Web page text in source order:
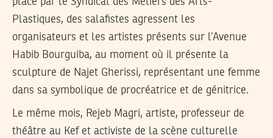
Plastiques, des salafistes agressent les
organisateurs et les artistes présents sur l’Avenue
Habib Bourguiba, au moment où il présente la
sculpture de Najet Gherissi, représentant une femme
dans sa symbolique de procréatrice et de génitrice.
Le même mois, Rejeb Magri, artiste, professeur de
théâtre au Kef et activiste de la scène culturelle